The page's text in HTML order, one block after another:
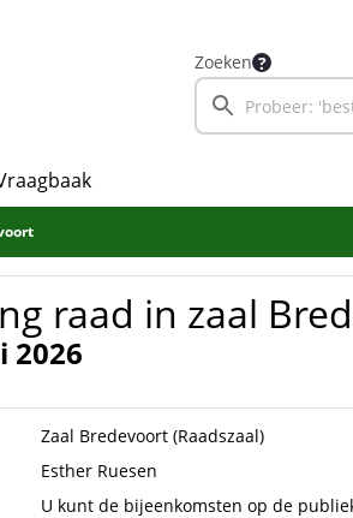
Zoeken
raad in zaal
2026
Zaal Bredevoort (Raadszaal)
Esther Ruesen
U kunt de bijeenkomsten op de